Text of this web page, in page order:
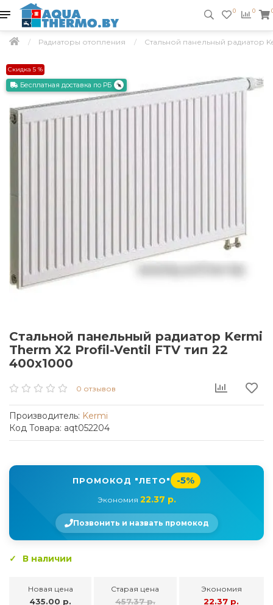
0 0
Радиаторы отопления Стальной панельный радиатор
Скидка 5 %
Бесплатная доставка по РБ
Стальной панельный радиатор Kermi
Therm X2 Profil-Ventil FTV тип 22
400x1000
0 отзывов
Производитель: Kermi
Код Товара: aqt052204
ПРОМОКОД "ЛЕТО" -5%
Экономия 22.37 р.
Позвонить и назвать промокод
В наличии
Новая цена
435.00 р.
Старая цена
457.37 р.
Экономия
22.37 р.